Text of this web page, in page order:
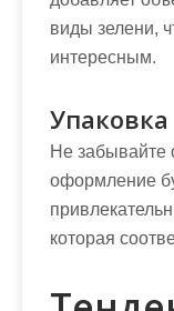
виды зелени,
интересным.
Упаковка
Не забывайте
оформление
которая